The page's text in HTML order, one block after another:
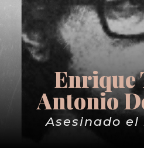
Enrique
Antonio
Asesinado el